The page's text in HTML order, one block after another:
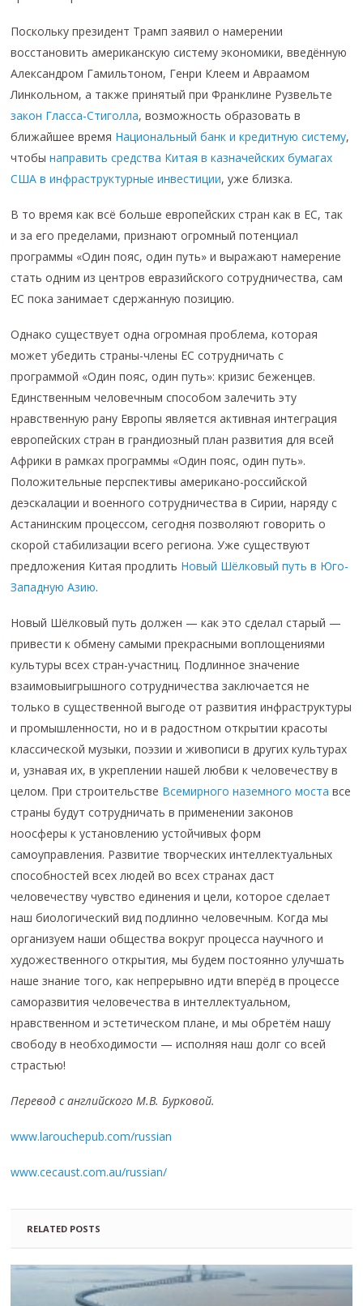
Поскольку президент Трамп заявил о намерении
восстановить американскую систему экономики, введённую
Александром Гамильтоном, Генри Клеем и Авраамом
Линкольном, а также принятый при Франклине Рузвельте
закон Гласса-Стиголла, возможность образовать в
ближайшее время Национальный банк и кредитную систему,
чтобынаправить средства Китая в казначейских бумагах
США в инфраструктурные инвестиции, уже близка.
В то время как всё больше европейских стран как в ЕС, так
и за его пределами, признают огромный потенциал
программы «Один пояс, один путь» и выражают намерение
стать одним из центров евразийского сотрудничества, сам
ЕС пока занимает сдержанную позицию.
Однако существует одна огромная проблема, которая
может убедить страны-члены ЕС сотрудничать с
программой «Один пояс, один путь»: кризис беженцев.
Единственным человечным способом залечить эту
нравственную рану Европы является активная интеграция
европейских стран в грандиозный план развития для всей
Африки в рамках программы «Один пояс, один путь».
Положительные перспективы американо-российской
деэскалации и военного сотрудничества в Сирии, наряду с
Астанинским процессом, сегодня позволяют говорить о
скорой стабилизации всего региона. Уже существуют
предложения Китая продлить Новый Шёлковый путь в Юго-
Западную Азию.
Новый Шёлковый путь должен — как это сделал старый —
привести к обмену самыми прекрасными воплощениями
культуры всех стран-участниц. Подлинное значение
взаимовыигрышного сотрудничества заключается не
только в существенной выгоде от развития инфраструктуры
и промышленности, но и в радостном открытии красоты
классической музыки, поэзии и живописи в других культурах
и, узнавая их, в укреплении нашей любви к человечеству в
целом. При строительстве Всемирного наземного моста все
страны будут сотрудничать в применении законов
ноосферы к установлению устойчивых форм
самоуправления. Развитие творческих интеллектуальных
способностей всех людей во всех странах даст
человечеству чувство единения и цели, которое сделает
наш биологический вид подлинно человечным. Когда мы
организуем наши общества вокруг процесса научного и
художественного открытия, мы будем постоянно улучшать
наше знание того, как непрерывно идти вперёд в процессе
саморазвития человечества в интеллектуальном,
нравственном и эстетическом плане, и мы обретём нашу
свободу в необходимости — исполняя наш долг со всей
страстью!
Перевод с английского М.В. Бурковой.
www.larouchepub.com/russian
www.cecaust.com.au/russian/
RELATED POSTS